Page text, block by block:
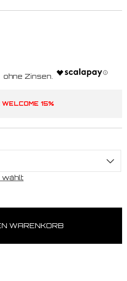
WELCOME 15%
wählt
WARENKORB